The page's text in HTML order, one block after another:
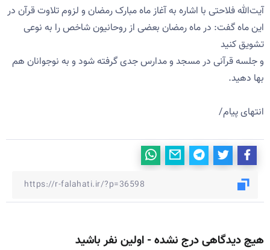
آیت‌الله فلاحتی با اشاره به آغاز ماه مبارک رمضان و لزوم تلاوت قرآن در
این ماه گفت: در ماه رمضان بعضی از روحانیون شاخص را به نوعی
تشویق کنید
و جلسه قرآنی در مسجد و مدارس جدی گرفته شود و به نوجوانان هم
بها دهید.
انتهای پیام/
هیچ دیدگاهی درج نشده - اولین نفر باشید